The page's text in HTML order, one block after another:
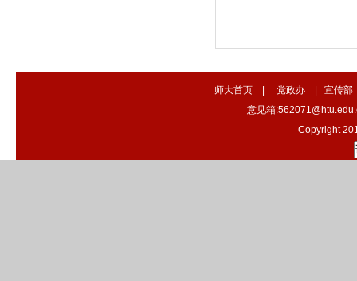
师大首页 |党政办 |宣传部
意见箱
Copyright